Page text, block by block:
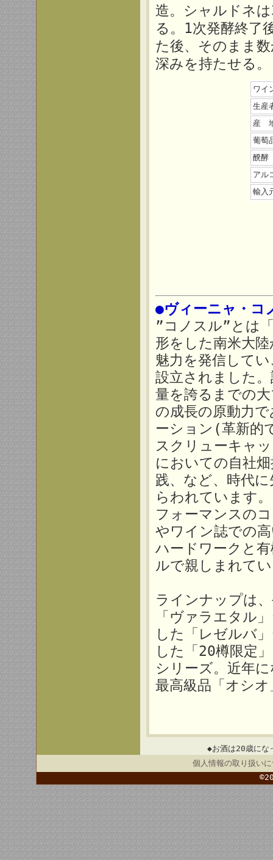
造。シャルドネ
る。1次発酵終了
た後、そのまま
深みを持たせる。
ワイ
生産
産
葡萄
醗
アル
輸入
●ヴィーニャ・コ
”コノスル”とは
形をした南米大
魅力を発信して
設立されました
量を誇るまでの
の成長の原動力
ーション(革新的
スクリューキャ
においての自社
践、など、時代
らわれています
フォーマンスの
やワイン誌での
ハードワークと
ルで親しまれて
ラインナップは
「ヴァラエタル
した「レゼルバ
した「20樽限定
シリーズ。近年
最高級品「オシ
◆お酒は20歳にな
個人情報の取り扱い